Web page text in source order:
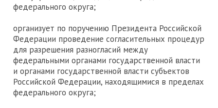
федерального округа;
организует по поручению Президента Российской
Федерации проведение согласительных процедур
для разрешения разногласий между
федеральными органами государственной власти
и органами государственной власти субъектов
Российской Федерации, находящимися в пределах
федерального округа;